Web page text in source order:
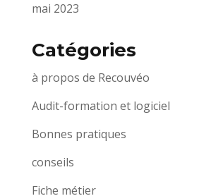
mai 2023
Catégories
à propos de Recouvéo
Audit-formation et logiciel
Bonnes pratiques
conseils
Fiche métier